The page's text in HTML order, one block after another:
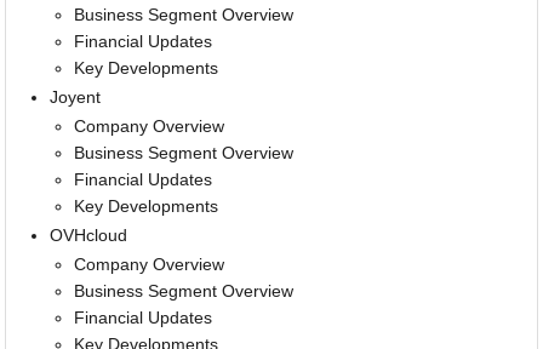
Business Segment Overview
Financial Updates
Key Developments
Joyent
Company Overview
Business Segment Overview
Financial Updates
Key Developments
OVHcloud
Company Overview
Business Segment Overview
Financial Updates
Key Developments